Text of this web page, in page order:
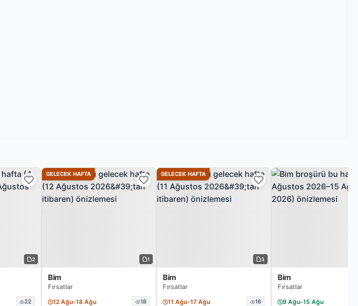
2
22
GELECEK HAFTA
1
Bim
Fırsatlar
12 Ağu-18 Ağu 18
GELECEK HAFTA
3
Bim
Fırsatlar
11 Ağu-17 Ağu 16
Bim
Fırsatlar
9 Ağu-15 Ağu